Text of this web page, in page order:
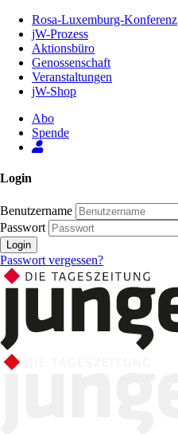
Inhalt
Seite
Rosa-Luxemburg-Konferenz
jW-Prozess
Aktionsbüro
Genossenschaft
Veranstaltungen
jW-Shop
Abo
Spende
Login
Benutzername
Passwort
Login
Passwort vergessen?